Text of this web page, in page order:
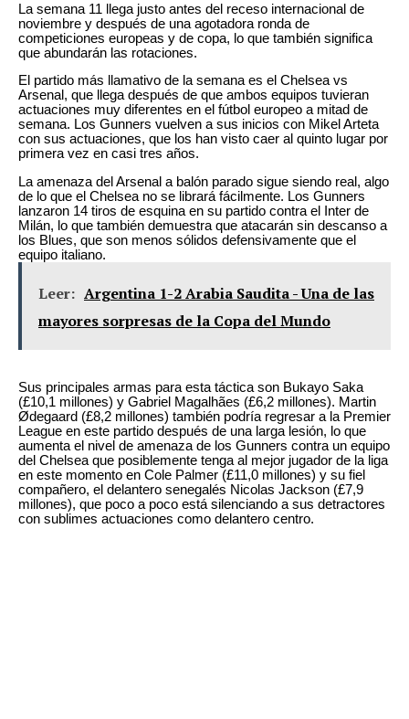
La semana 11 llega justo antes del receso internacional de
noviembre y después de una agotadora ronda de
competiciones europeas y de copa, lo que también significa
que abundarán las rotaciones.
El partido más llamativo de la semana es el Chelsea vs
Arsenal, que llega después de que ambos equipos tuvieran
actuaciones muy diferentes en el fútbol europeo a mitad de
semana. Los Gunners vuelven a sus inicios con Mikel Arteta
con sus actuaciones, que los han visto caer al quinto lugar por
primera vez en casi tres años.
La amenaza del Arsenal a balón parado sigue siendo real, algo
de lo que el Chelsea no se librará fácilmente. Los Gunners
lanzaron 14 tiros de esquina en su partido contra el Inter de
Milán, lo que también demuestra que atacarán sin descanso a
los Blues, que son menos sólidos defensivamente que el
equipo italiano.
Leer: Argentina 1-2 Arabia Saudita - Una de las
mayores sorpresas de la Copa del Mundo
Sus principales armas para esta táctica son Bukayo Saka
(£10,1 millones) y Gabriel Magalhães (£6,2 millones). Martin
Ødegaard (£8,2 millones) también podría regresar a la Premier
League en este partido después de una larga lesión, lo que
aumenta el nivel de amenaza de los Gunners contra un equipo
del Chelsea que posiblemente tenga al mejor jugador de la liga
en este momento en Cole Palmer (£11,0 millones) y su fiel
compañero, el delantero senegalés Nicolas Jackson (£7,9
millones), que poco a poco está silenciando a sus detractores
con sublimes actuaciones como delantero centro.